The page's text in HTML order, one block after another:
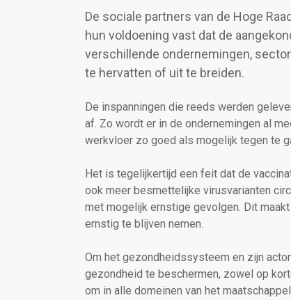
De sociale partners van de Hoge
hun voldoening vast dat de
verschillende ondernemingen,
te hervatten of uit te breiden.
De inspanningen die reeds werden
af. Zo wordt er in de ondernemingen al
werkvloer zo goed als mogelijk tegen te
Het is tegelijkertijd een feit dat de
ook meer besmettelijke virusvarianten
met mogelijk ernstige gevolgen. Dit
ernstig te blijven nemen.
Om het gezondheidssysteem en zijn
gezondheid te beschermen, zowel op
om in alle domeinen van het